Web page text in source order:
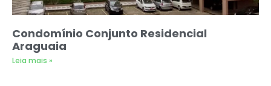
Condomínio Conjunto Residencial
Araguaia
Leia mais »